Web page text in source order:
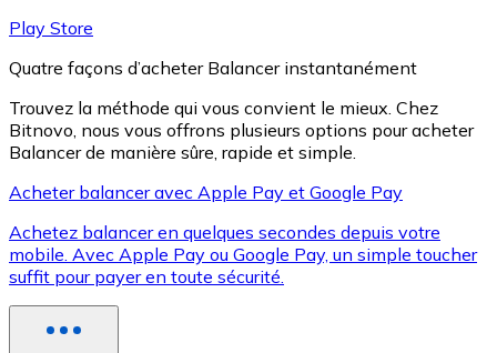
XRP
XRP
Play Store
Quatre façons d’acheter Balancer instantanément
Trouvez la méthode qui vous convient le mieux. Chez
Bitnovo, nous vous offrons plusieurs options pour acheter
Balancer de manière sûre, rapide et simple.
Acheter balancer avec Apple Pay et Google Pay
Achetez balancer en quelques secondes depuis votre
mobile. Avec Apple Pay ou Google Pay, un simple toucher
suffit pour payer en toute sécurité.